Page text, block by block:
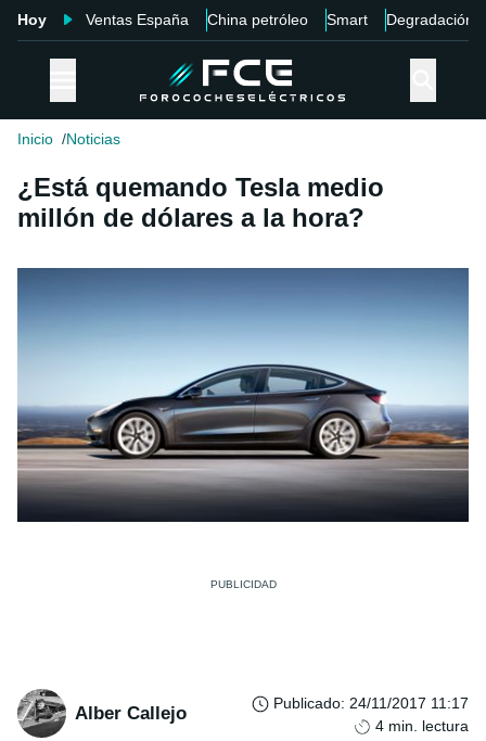
Hoy Ventas España China petróleo Smart Degradación
Inicio Noticias
¿Está quemando Tesla medio
millón de dólares a la hora?
Alber Callejo Publicado: 24/11/2017 11:17
4 min. lectura